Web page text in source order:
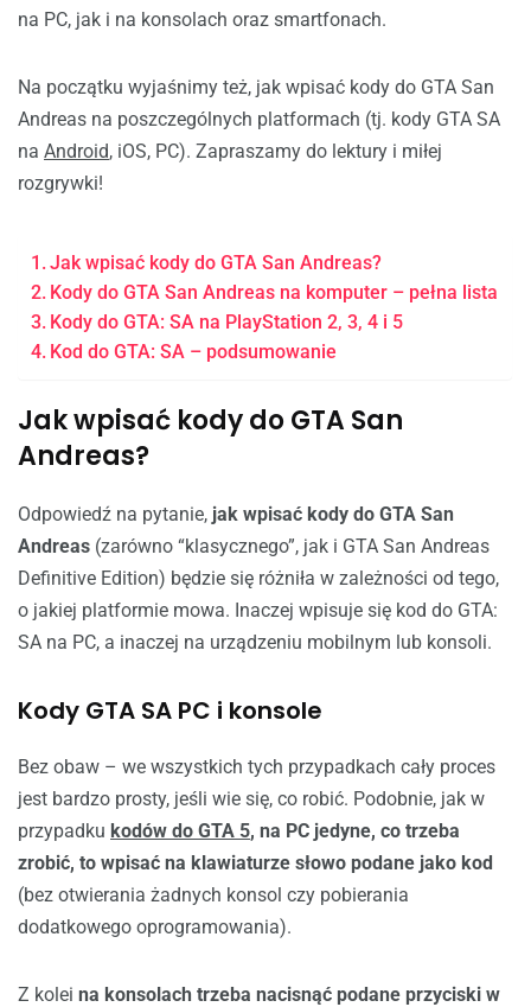
na PC, jak i na konsolach oraz smartfonach.
Na początku wyjaśnimy też, jak wpisać kody do GTA San
Andreas na poszczególnych platformach (tj. kody GTA SA
na Android, iOS, PC). Zapraszamy do lektury i miłej
rozgrywki!
Jak wpisać kody do GTA San Andreas?
Kody do GTA San Andreas na komputer – pełna lista
Kody do GTA: SA na PlayStation 2, 3, 4 i 5
Kod do GTA: SA – podsumowanie
Jak wpisać kody do GTA San
Andreas?
Odpowiedź na pytanie, jak wpisać kody do GTA San
Andreas (zarówno “klasycznego”, jak i GTA San Andreas
Definitive Edition) będzie się różniła w zależności od tego,
o jakiej platformie mowa. Inaczej wpisuje się kod do GTA:
SA na PC, a inaczej na urządzeniu mobilnym lub konsoli.
Kody GTA SA PC i konsole
Bez obaw – we wszystkich tych przypadkach cały proces
jest bardzo prosty, jeśli wie się, co robić. Podobnie, jak w
przypadku kodów do GTA 5, na PC jedyne, co trzeba
zrobić, to wpisać na klawiaturze słowo podane jako kod
(bez otwierania żadnych konsol czy pobierania
dodatkowego oprogramowania).
Z kolei na konsolach trzeba nacisnąć podane przyciski w